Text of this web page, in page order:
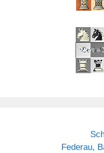
Federau,